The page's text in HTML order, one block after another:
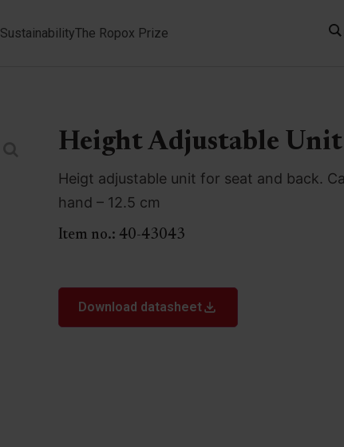
SustainabilityThe Ropox Prize
Height Adjustable Unit
Heigt adjustable unit for seat and back.
hand – 12.5 cm
Item no.: 40-43043
Download datasheet